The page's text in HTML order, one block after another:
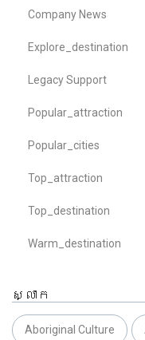
Company News
Explore_destination
Legacy Support
Popular_attraction
Popular_cities
Top_attraction
Top_destination
Warm_destination
ស្លាក
Aboriginal Culture